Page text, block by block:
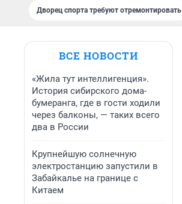
Дворец спорта требуют отремонтировать
ВСЕ НОВОСТИ
«Жила тут интеллигенция».
История сибирского дома-
бумеранга, где в гости ходили
через балконы, — таких всего
два в России
Крупнейшую солнечную
электростанцию запустили в
Забайкалье на границе с
Китаем